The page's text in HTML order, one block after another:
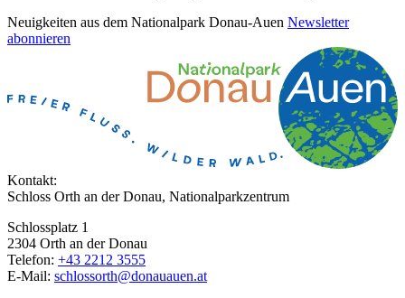
Neuigkeiten aus dem Nationalpark Donau-Auen Newsletter
abonnieren
Kontakt:
Schloss Orth an der Donau, Nationalparkzentrum
Schlossplatz 1
2304 Orth an der Donau
Telefon: +43 2212 3555
E-Mail: schlossorth@donauauen.at